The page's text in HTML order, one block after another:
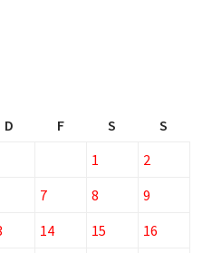
D F S
S
1
2
7 8
9
14 15
16